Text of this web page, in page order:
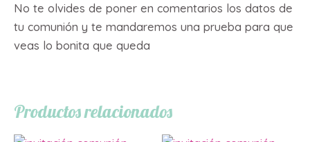
No te olvides de poner en comentarios los datos de
tu comunión y te mandaremos una prueba para que
veas lo bonita que queda
Productos relacionados